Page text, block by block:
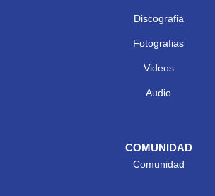
Discografia
Fotografias
Videos
Audio
COMUNIDAD
Comunidad